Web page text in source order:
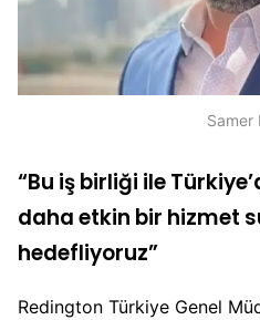
Samer
“Bu iş birliği ile
daha etkin bir hizmet
hedefliyoruz”
Redington Türkiye Genel